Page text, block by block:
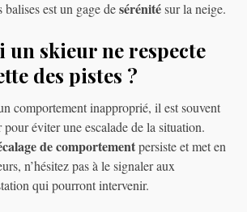
balises est un gage desérénitésur la neige.
un skieur ne respecte
des pistes ?
comportement inapproprié, il est souvent
éviter une escalade de la situation.
de comportementpersiste et met en
n’hésitez pas à le signaler aux
qui pourront intervenir.